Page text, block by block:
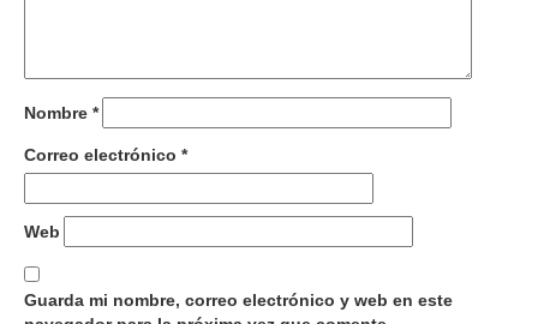
Nombre *
Correo electrónico *
Web
Guarda mi nombre, correo electrónico y web en este